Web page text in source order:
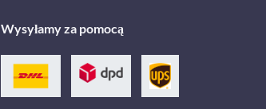
Wysyłamy za pomocą